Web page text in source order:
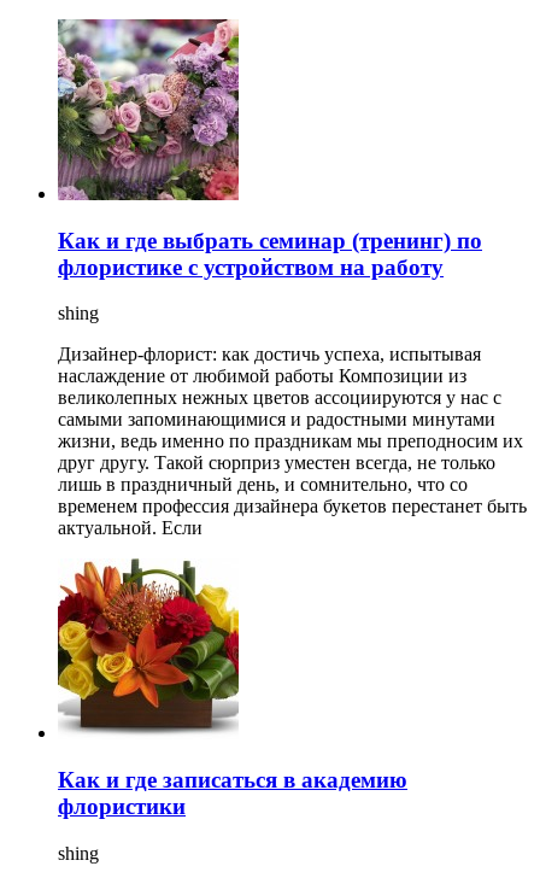
Как и где выбрать семинар (тренинг) по
флористике с устройством на работу
shing
Дизайнер-флорист: как достичь успеха, испытывая
наслаждение от любимой работы Композиции из
великолепных нежных цветов ассоциируются у нас с
самыми запоминающимися и радостными минутами
жизни, ведь именно по праздникам мы преподносим их
друг другу. Такой сюрприз уместен всегда, не только
лишь в праздничный день, и сомнительно, что со
временем профессия дизайнера букетов перестанет быть
актуальной. Если
Как и где записаться в академию
флористики
shing